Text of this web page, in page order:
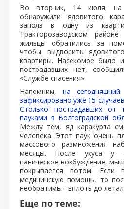
Во вторник, 14 июля, на
обнаружили ядовитого
заполз в одну из
Тракторозаводском
жильцы обратились за
чтобы выдворить
квартиры. Насекомое было
пострадавших нет,
«Службе спасения».
Напомним,на
зафиксировано уже 15
Столько пострадавших от
пауками в Волгоградской
Между тем, яд каракурта
человека. Этот паук очень
массового размножения
месяцы. После укуса у
паническое возбуждение,
покрывается потом. Если
медицинскую помощь, то
необратимы - вплоть до
Еще по теме: